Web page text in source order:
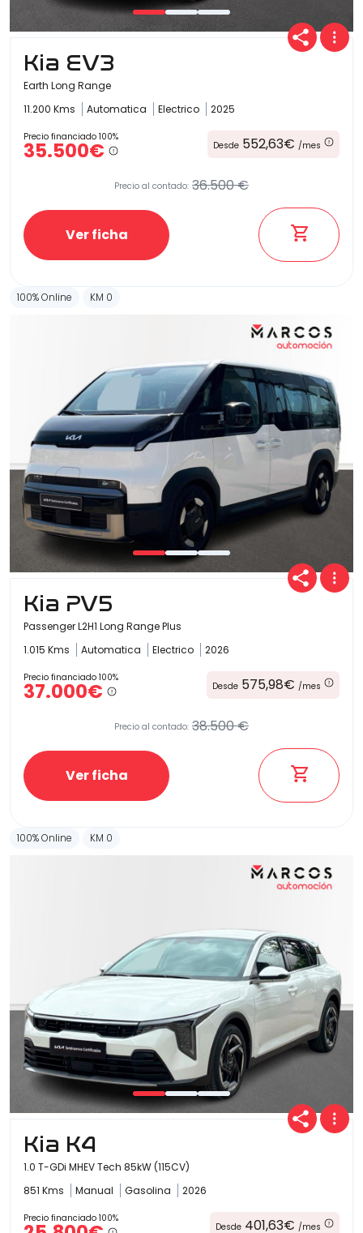
Kia EV3
Earth Long Range
11.200 Kms
Automatica Electrico 2025
Precio financiado 100%
35.500€ Desde 552,63€ /mes
Precio al contado: 36.500 €
Ver ficha
100% Online KM 0
Kia PV5
Passenger L2H1 Long Range Plus
1.015 Kms
Automatica Electrico 2026
Precio financiado 100%
37.000€ Desde 575,98€ /mes
Precio al contado: 38.500 €
Ver ficha
100% Online KM 0
Kia K4
1.0 T-GDi MHEV Tech 85kW (115CV)
851 Kms
Manual Gasolina 2026
Precio financiado 100%
Desde 401,63€ /mes